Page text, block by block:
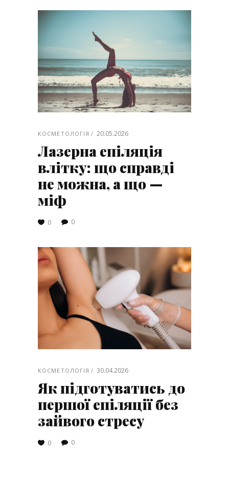
КОСМЕТОЛОГІЯ 20.05.2026
Лазерна епіляція
влітку: що справді
не можна, а що —
міф
0 0
КОСМЕТОЛОГІЯ 30.04.2026
Як підготуватись до
першої епіляції без
зайвого стресу
0 0